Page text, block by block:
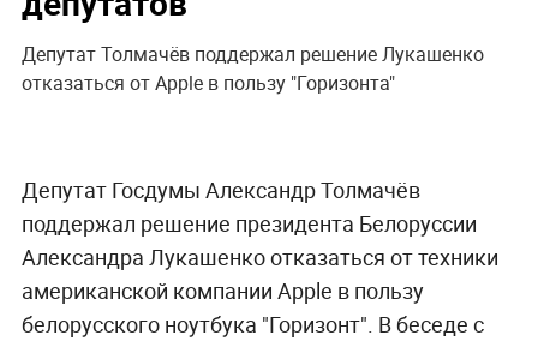
Депутат Толмачёв поддержал решение Лукашенко
отказаться от Apple в пользу "Горизонта"
Депутат Госдумы Александр Толмачёв
поддержал решение президента Белоруссии
Александра Лукашенко отказаться от техники
американской компании Apple в пользу
белорусского ноутбука "Горизонт". В беседе с